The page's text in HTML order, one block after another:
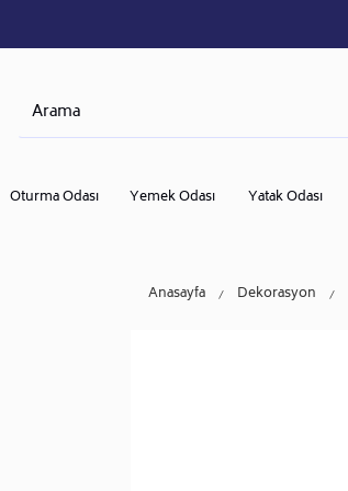
Oturma Odası Yemek Odası Yatak Odası
Anasayfa Dekorasyon